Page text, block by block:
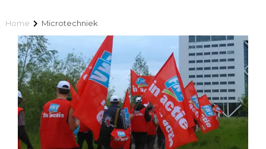
Home Microtechniek